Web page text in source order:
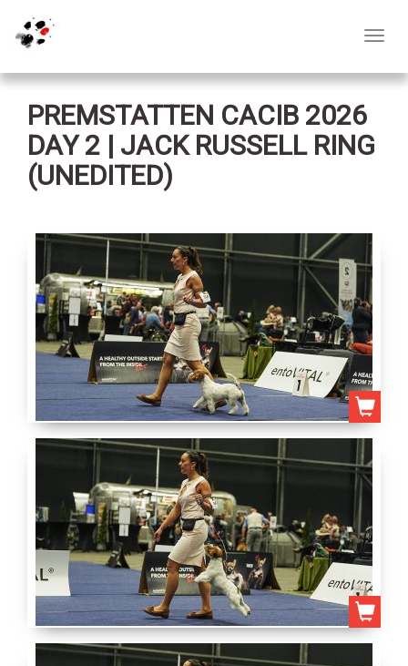
PREMSTATTEN CACIB 2026
DAY 2 | JACK RUSSELL RING
(UNEDITED)